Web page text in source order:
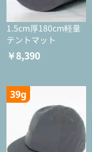
1.5cm厚180cm軽量
テントマット
￥8,390
39g